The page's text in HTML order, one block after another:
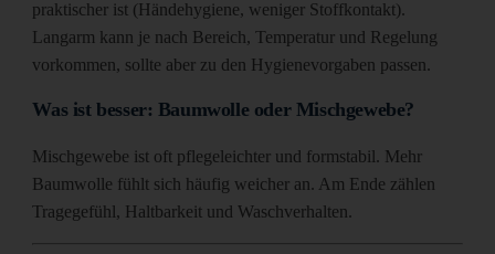
praktischer ist (Händehygiene, weniger Stoffkontakt).
Langarm kann je nach Bereich, Temperatur und Regelung
vorkommen, sollte aber zu den Hygienevorgaben passen.
Was ist besser: Baumwolle oder Mischgewebe?
Mischgewebe ist oft pflegeleichter und formstabil. Mehr
Baumwolle fühlt sich häufig weicher an. Am Ende zählen
Tragegefühl, Haltbarkeit und Waschverhalten.